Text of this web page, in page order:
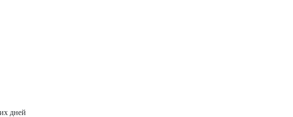
дней